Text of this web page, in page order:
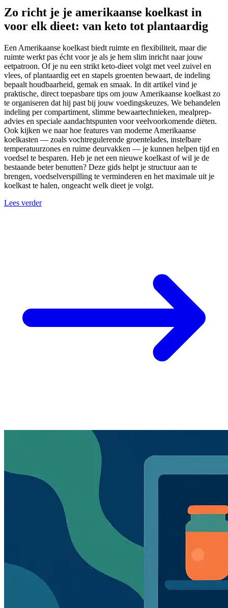
Zo richt je je amerikaanse koelkast in
voor elk dieet: van keto tot plantaardig
Een Amerikaanse koelkast biedt ruimte en flexibiliteit, maar die
ruimte werkt pas écht voor je als je hem slim inricht naar jouw
eetpatroon. Of je nu een strikt keto-dieet volgt met veel zuivel en
vlees, of plantaardig eet en stapels groenten bewaart, de indeling
bepaalt houdbaarheid, gemak en smaak. In dit artikel vind je
praktische, direct toepasbare tips om jouw Amerikaanse koelkast zo
te organiseren dat hij past bij jouw voedingskeuzes. We behandelen
indeling per compartiment, slimme bewaartechnieken, mealprep-
advies en speciale aandachtspunten voor veelvoorkomende diëten.
Ook kijken we naar hoe features van moderne Amerikaanse
koelkasten — zoals vochtregulerende groentelades, instelbare
temperatuurzones en ruime deurvakken — je kunnen helpen tijd en
voedsel te besparen. Heb je net een nieuwe koelkast of wil je de
bestaande beter benutten? Deze gids helpt je structuur aan te
brengen, voedselverspilling te verminderen en het maximale uit je
koelkast te halen, ongeacht welk dieet je volgt.
Lees verder